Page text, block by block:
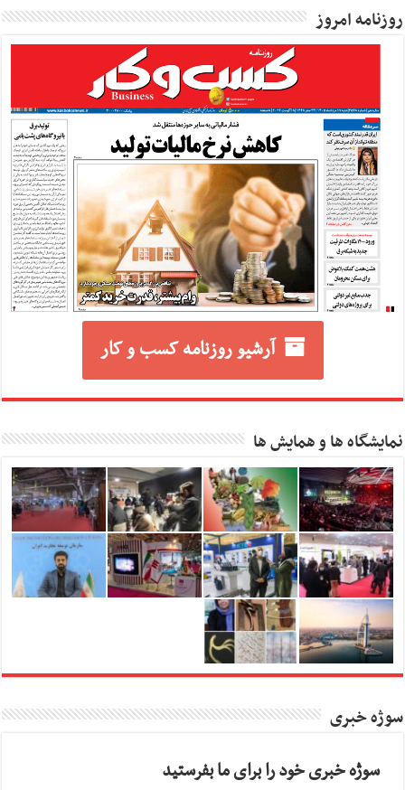
روزنامه امروز
آرشیو روزنامه کسب و کار
نمایشگاه ها و همایش ها
سوژه خبری
سوژه خبری خود را برای ما بفرستید